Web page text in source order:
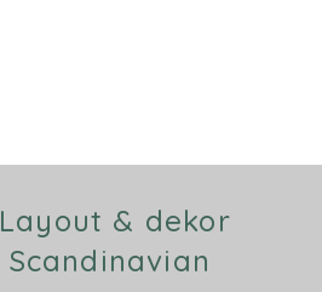
Layout & dekor
Scandinavian